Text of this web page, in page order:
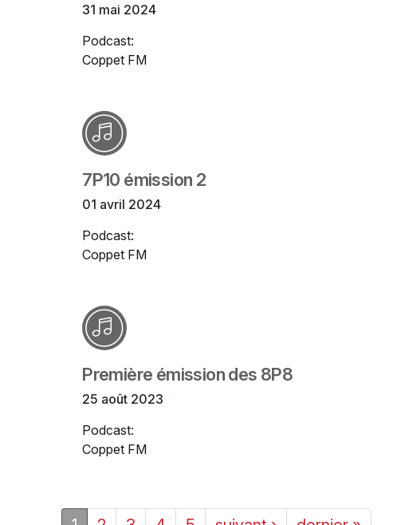
31 mai 2024
Podcast:
Coppet FM
7P10 émission 2
01 avril 2024
Podcast:
Coppet FM
Première émission des 8P8
25 août 2023
Podcast:
Coppet FM